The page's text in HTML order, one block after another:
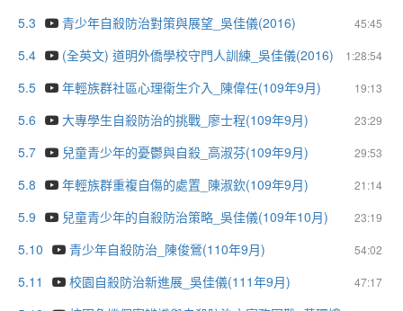
5.3
45:45
青少年自殺防治對策與展望_吳佳儀(2016)
5.4
1:28:54
(全英文) 道明外僑學校守門人訓練_吳佳儀(2016)
5.5
19:13
年輕族群社區心理衛生介入_陳偉任(109年9月)
5.6
23:29
大專學生自殺防治的挑戰_廖士程(109年9月)
5.7
29:53
兒童青少年的憂鬱與自殺_高淑芬(109年9月)
5.8
21:14
年輕族群重複自傷的處置_陳淑欽(109年9月)
5.9
23:19
兒童青少年的自殺防治策略_吳佳儀(109年10月)
5.10
54:02
青少年自殺防治_陳俊鶯(110年9月)
5.11
47:17
校園自殺防治新進展_吳佳儀(111年9月)